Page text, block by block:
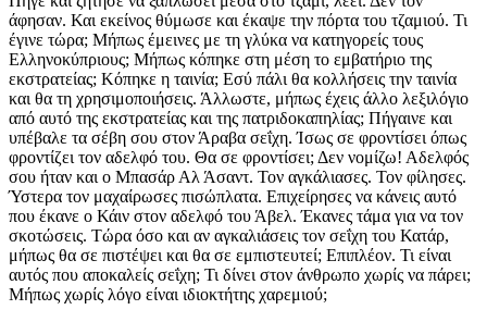
άφησαν. Και εκείνος θύμωσε και έκαψε την πόρτα του τζαμιού. Τι
έγινε τώρα; Μήπως έμεινες με τη γλύκα να κατηγορείς τους
Ελληνοκύπριους; Μήπως κόπηκε στη μέση το εμβατήριο της
εκστρατείας; Κόπηκε η ταινία; Εσύ πάλι θα κολλήσεις την ταινία
και θα τη χρησιμοποιήσεις. Άλλωστε, μήπως έχεις άλλο λεξιλόγιο
από αυτό της εκστρατείας και της πατριδοκαπηλίας; Πήγαινε και
υπέβαλε τα σέβη σου στον Άραβα σεΐχη. Ίσως σε φροντίσει όπως
φροντίζει τον αδελφό του. Θα σε φροντίσει; Δεν νομίζω! Αδελφός
σου ήταν και ο Μπασάρ Αλ Άσαντ. Τον αγκάλιασες. Τον φίλησες.
Ύστερα τον μαχαίρωσες πισώπλατα. Επιχείρησες να κάνεις αυτό
που έκανε ο Κάιν στον αδελφό του Άβελ. Έκανες τάμα για να τον
σκοτώσεις. Τώρα όσο και αν αγκαλιάσεις τον σεΐχη του Κατάρ,
μήπως θα σε πιστέψει και θα σε εμπιστευτεί; Επιπλέον. Τι είναι
αυτός που αποκαλείς σεΐχη; Τι δίνει στον άνθρωπο χωρίς να πάρει;
Μήπως χωρίς λόγο είναι ιδιοκτήτης χαρεμιού;